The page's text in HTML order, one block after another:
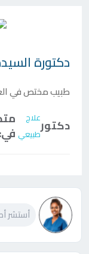
دكتورة
طبيب مختص في
دكتورعلاج
طبيعي في: